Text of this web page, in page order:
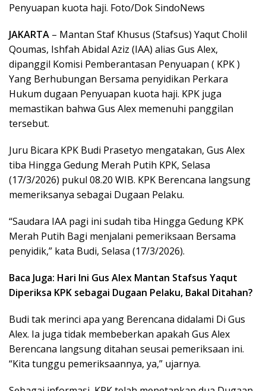
Penyuapan kuota haji. Foto/Dok SindoNews
JAKARTA – Mantan Staf Khusus (Stafsus) Yaqut Cholil
Qoumas, Ishfah Abidal Aziz (IAA) alias Gus Alex,
dipanggil Komisi Pemberantasan Penyuapan ( KPK )
Yang Berhubungan Bersama penyidikan Perkara
Hukum dugaan Penyuapan kuota haji. KPK juga
memastikan bahwa Gus Alex memenuhi panggilan
tersebut.
Juru Bicara KPK Budi Prasetyo mengatakan, Gus Alex
tiba Hingga Gedung Merah Putih KPK, Selasa
(17/3/2026) pukul 08.20 WIB. KPK Berencana langsung
memeriksanya sebagai Dugaan Pelaku.
“Saudara IAA pagi ini sudah tiba Hingga Gedung KPK
Merah Putih Bagi menjalani pemeriksaan Bersama
penyidik,” kata Budi, Selasa (17/3/2026).
Baca Juga: Hari Ini Gus Alex Mantan Stafsus Yaqut
Diperiksa KPK sebagai Dugaan Pelaku, Bakal Ditahan?
Budi tak merinci apa yang Berencana didalami Di Gus
Alex. Ia juga tidak membeberkan apakah Gus Alex
Berencana langsung ditahan seusai pemeriksaan ini.
“Kita tunggu pemeriksaannya, ya,” ujarnya.